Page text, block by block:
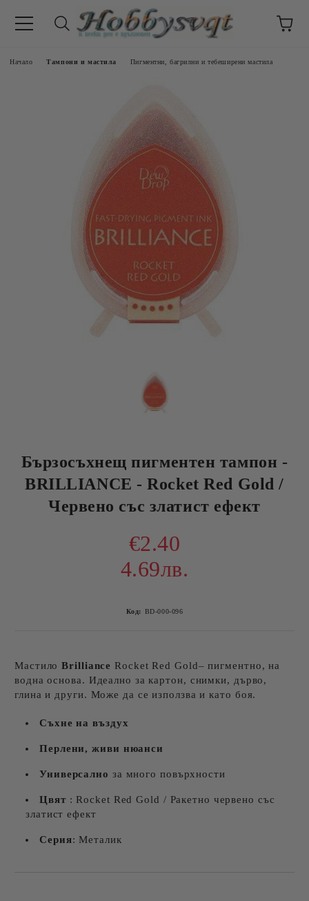
Начало Тампони и мастила Пигментни, багрилни и тебеширени мастила
Бързосъхнещ пигментен тампон -
BRILLIANCE - Rocket Red Gold /
Червено със златист ефект
€2.40
4.69лв.
Код: BD-000-096
Мастило Brilliance Rocket Red Gold– пигментно, на
водна основа. Идеално за картон, снимки, дърво,
глина и други. Може да се използва и като боя.
Съхне на въздух
Перлени, живи нюанси
Универсално за много повърхности
Цвят : Rocket Red Gold / Ракетно червено със
златист ефект
Серия: Металик